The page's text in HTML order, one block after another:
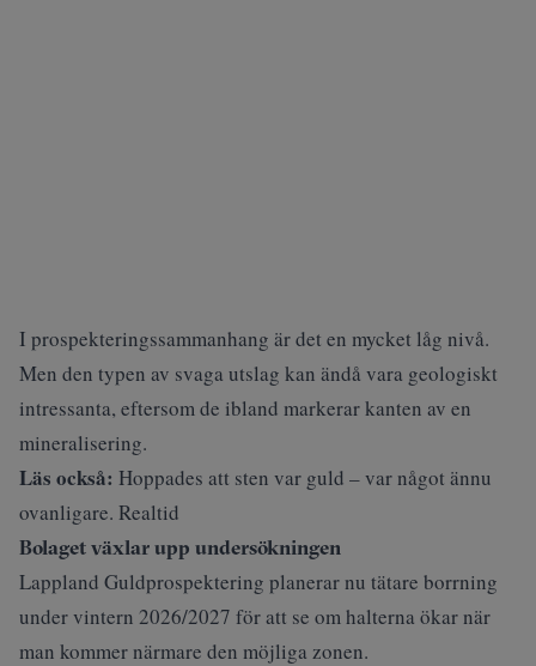
I prospekteringssammanhang är det en mycket låg nivå.
Men den typen av svaga utslag kan ändå vara geologiskt
intressanta, eftersom de ibland markerar kanten av en
mineralisering.
Läs också: Hoppades att sten var guld – var något ännu
ovanligare. Realtid
Bolaget växlar upp undersökningen
Lappland Guldprospektering planerar nu tätare borrning
under vintern 2026/2027 för att se om halterna ökar när
man kommer närmare den möjliga zonen.